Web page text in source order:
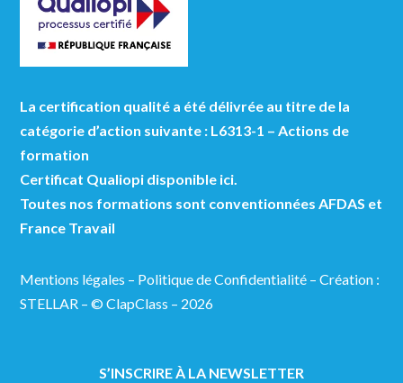
La certification qualité a été délivrée au titre de la
catégorie d’action suivante : L6313-1 – Actions de
formation
Certificat Qualiopi disponible ici.
Toutes nos formations sont conventionnées AFDAS et
France Travail
Mentions légales – Politique de Confidentialité –Création :
STELLAR – © ClapClass – 2026
S’INSCRIRE À LA NEWSLETTER